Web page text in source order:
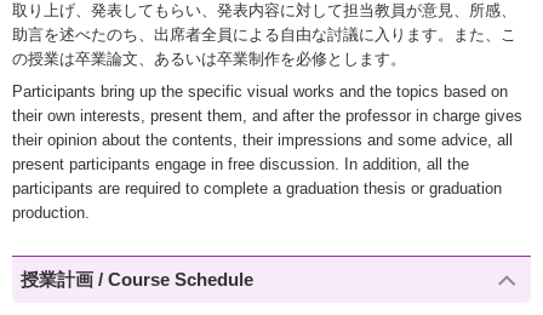
取り上げ、発表してもらい、発表内容に対して担当教員が意見、所感、
助言を述べたのち、出席者全員による自由な討議に入ります。また、こ
の授業は卒業論文、あるいは卒業制作を必修とします。
Participants bring up the specific visual works and the topics based on
their own interests, present them, and after the professor in charge gives
their opinion about the contents, their impressions and some advice, all
present participants engage in free discussion. In addition, all the
participants are required to complete a graduation thesis or graduation
production.
授業計画 / Course Schedule